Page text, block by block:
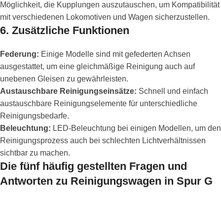
Möglichkeit, die Kupplungen auszutauschen, um Kompatibilität
mit verschiedenen Lokomotiven und Wagen sicherzustellen.
6. Zusätzliche Funktionen
Federung: Einige Modelle sind mit gefederten Achsen
ausgestattet, um eine gleichmäßige Reinigung auch auf
unebenen Gleisen zu gewährleisten.
Austauschbare Reinigungseinsätze: Schnell und einfach
austauschbare Reinigungselemente für unterschiedliche
Reinigungsbedarfe.
Beleuchtung: LED-Beleuchtung bei einigen Modellen, um den
Reinigungsprozess auch bei schlechten Lichtverhältnissen
sichtbar zu machen.
Die fünf häufig gestellten Fragen und
Antworten zu Reinigungswagen in Spur G